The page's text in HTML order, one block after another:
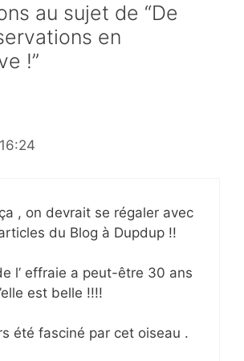
au sujet de “De
en
!”
, on devrait se régaler avec
du Blog à Dupdup !!
l’ effraie a peut-être 30 ans
est belle !!!!
été fasciné par cet oiseau .